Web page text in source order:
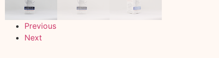
Previous
Next